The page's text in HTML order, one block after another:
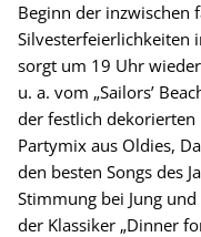
Beginn der inzwischen
Silvesterfeierlichkeiten
sorgt um 19 Uhr
u. a. vom „Sailors’
der festlich
Partymix aus Oldies,
den besten Songs des
Stimmung bei Jung
der Klassiker „Dinner